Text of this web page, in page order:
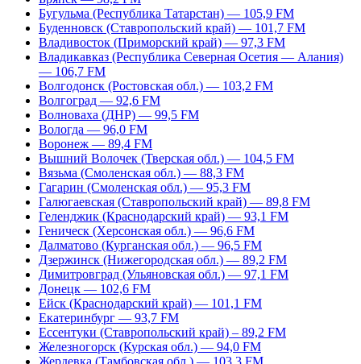
Бугульма (Республика Татарстан) — 105,9 FM
Буденновск (Ставропольский край) — 101,7 FM
Владивосток (Приморский край) — 97,3 FM
Владикавказ (Республика Северная Осетия — Алания)
— 106,7 FM
Волгодонск (Ростовская обл.) — 103,2 FM
Волгоград — 92,6 FM
Волноваха (ДНР) — 99,5 FM
Вологда — 96,0 FM
Воронеж — 89,4 FM
Вышний Волочек (Тверская обл.) — 104,5 FM
Вязьма (Смоленская обл.) — 88,3 FM
Гагарин (Смоленская обл.) — 95,3 FM
Галюгаевская (Ставропольский край) — 89,8 FM
Геленджик (Краснодарский край) — 93,1 FM
Геническ (Херсонская обл.) — 96,6 FM
Далматово (Курганская обл.) — 96,5 FM
Дзержинск (Нижегородская обл.) — 89,2 FM
Димитровград (Ульяновская обл.) — 97,1 FM
Донецк — 102,6 FM
Ейск (Краснодарский край) — 101,1 FM
Екатеринбург — 93,7 FM
Ессентуки (Ставропольский край) – 89,2 FM
Железногорск (Курская обл.) — 94,0 FM
Жердевка (Тамбовская обл.) — 103,3 FM